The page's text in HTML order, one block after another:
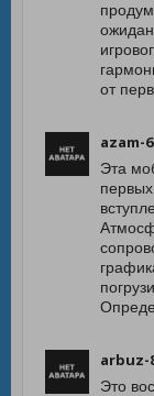
от
azam-
Эта
arbuz-
Это